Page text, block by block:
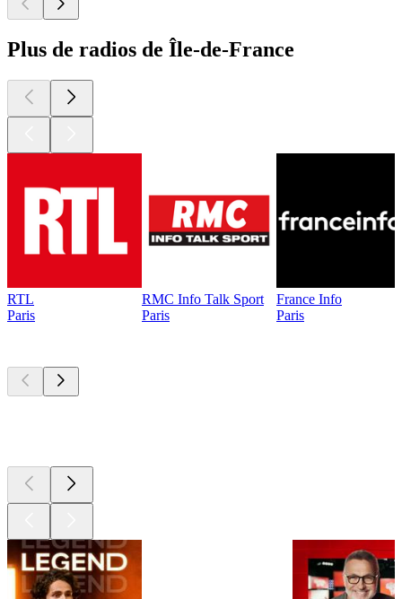
Plus de radios de Île-de-France
RTL
Paris
RMC Info Talk Sport
Paris
France Info
Paris